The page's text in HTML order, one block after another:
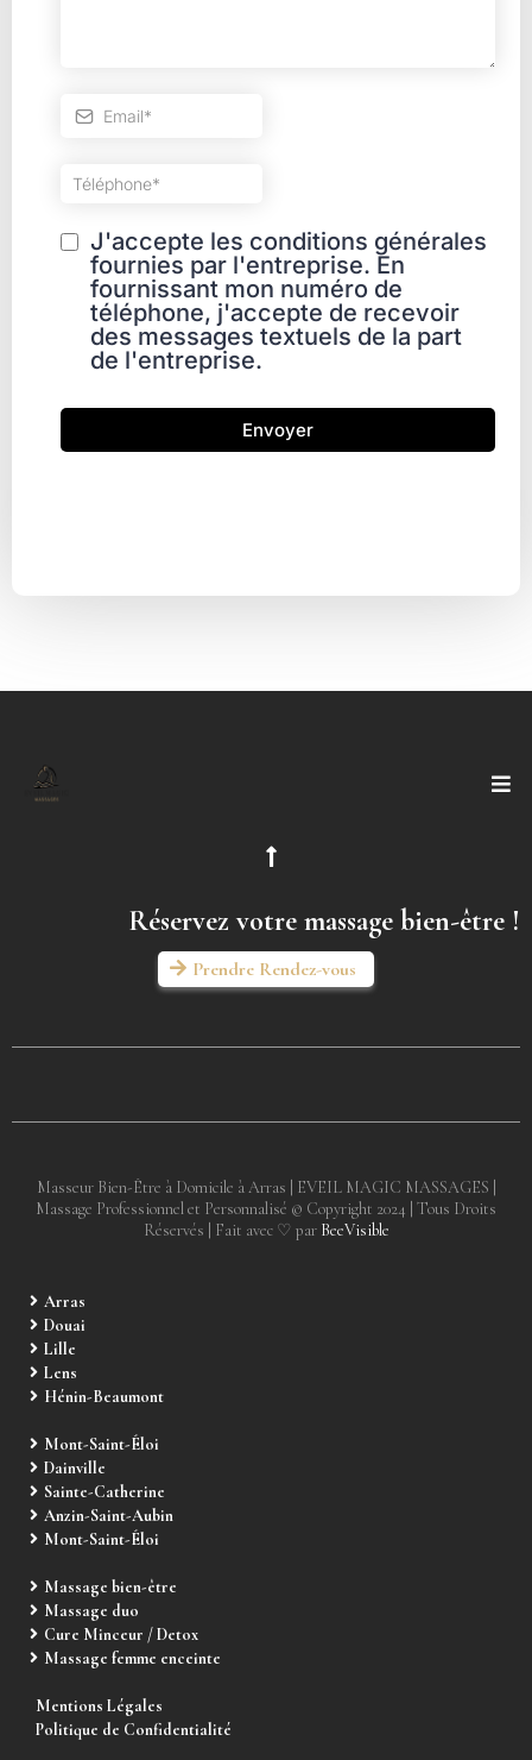
J'accepte les conditions générales
fournies par l'entreprise. En
fournissant mon numéro de
téléphone, j'accepte de recevoir
des messages textuels de la part
de l'entreprise.
Envoyer
Réservez votre massage bien-être !
Prendre Rendez-vous
Masseur Bien-Être à Domicile à Arras | EVEIL MAGIC MASSAGES |
Massage Professionnel et Personnalisé © Copyright 2024 | Tous Droits
Réservés | Fait avec ♡ par BeeVisible
Arras
Douai
Lille
Lens
Hénin-Beaumont
Mont-Saint-Éloi
Dainville
Sainte-Catherine
Anzin-Saint-Aubin
Mont-Saint-Éloi
Massage bien-être
Massage duo
Cure Minceur / Detox
Massage femme enceinte
Mentions Légales
Politique de Confidentialité